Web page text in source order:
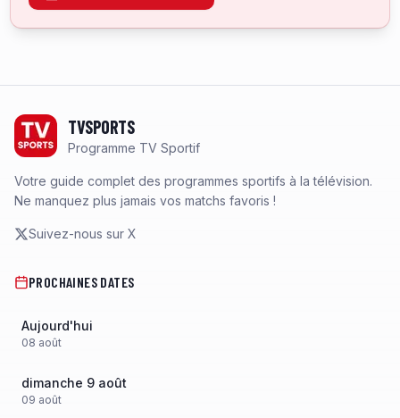
TVSPORTS
Programme TV Sportif
Votre guide complet des programmes sportifs à la télévision.
Ne manquez plus jamais vos matchs favoris !
Suivez-nous sur X
PROCHAINES DATES
Aujourd'hui
08 août
dimanche 9 août
09 août